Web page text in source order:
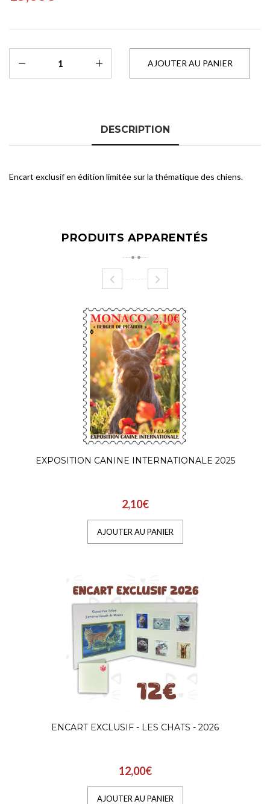
DESCRIPTION
Encart exclusif en édition limitée sur la thématique des chiens.
PRODUITS APPARENTÉS
EXPOSITION CANINE INTERNATIONALE 2025
2,10€
AJOUTER AU PANIER
ENCART EXCLUSIF - LES CHATS - 2026
12,00€
AJOUTER AU PANIER